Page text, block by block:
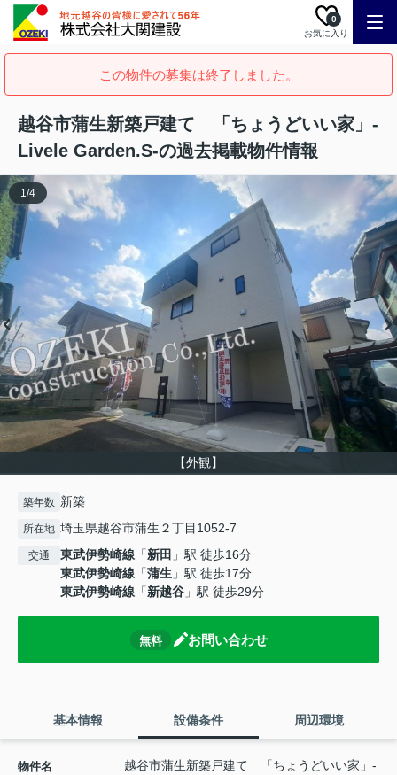
お気に入り
0
この物件の募集は終了しました。
越谷市蒲生新築戸建て 「ちょうどいい家」-
Livele Garden.S-の過去掲載物件情報
【外観】
1/4
築年数 新築
所在地 埼玉県越谷市蒲生２丁目1052-7
交通 東武伊勢崎線 「新田 」駅 徒歩16分
東武伊勢崎線 「蒲生 」駅 徒歩17分
東武伊勢崎線 「新越谷 」駅 徒歩29分
無料 お問い合わせ
基本情報 設備条件 周辺環境
物件名
越谷市蒲生新築戸建て 「ちょうどいい家」-